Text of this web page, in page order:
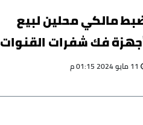
مالكي محلين لبيع
فك شفرات القنوات
بني سويف